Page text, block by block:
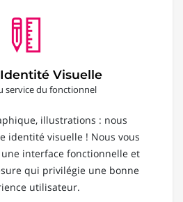
Visuelle
service du fonctionnel
illustrations : nous
identité visuelle ! Nous vous
interface fonctionnelle et
qui privilégie une bonne
utilisateur.